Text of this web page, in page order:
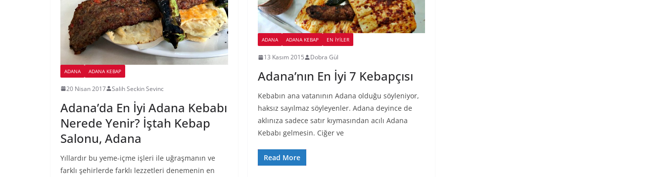
ADANA ADANA KEBAP
20 Nisan 2017 Salih Seckin Sevinc
Adana’da En İyi Adana Kebabı
Nerede Yenir? İştah Kebap
Salonu, Adana
Yıllardır bu yeme-içme işleri ile uğraşmanın ve
farklı şehirlerde farklı lezzetleri denemenin en
ADANA ADANA KEBAP EN İYILER
13 Kasım 2015 Dobra Gül
Adana’nın En İyi 7 Kebapçısı
Kebabın ana vatanının Adana olduğu söyleniyor,
haksız sayılmaz söyleyenler. Adana deyince de
aklınıza sadece satır kıymasından acılı Adana
Kebabı gelmesin. Ciğer ve
Read More